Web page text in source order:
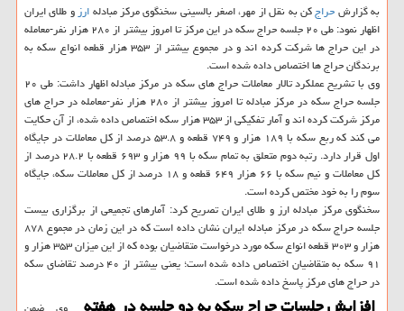
به گزارشحراجکن به نقل از مهر، اصغر بالسینی سخنگوی مرکز مبادلهارزو طلای ایران
اظهار نمود: طی ۲۰ جلسه حراج سکه در این مرکز تا امروز بیشتر از ۲۸۰ هزار نفر-معامله
در این حراج ها شرکت کرده اند و در مجموع بیشتر از ۳۵۳ هزار قطعه انواع سکه به
برندگان حراج ها اختصاص داده شده است.
وی با تشریح عملکرد تالار معاملات حراج های سکه در مرکز مبادله اظهار داشت: طی ۲۰
جلسه حراج سکه در مرکز مبادله تا امروز بیشتر از ۲۸۰ هزار نفر-معامله در حراج های
مرکز شرکت کرده اند و آمار تفکیکی از ۳۵۳ هزار سکه اختصاص داده شده، از آن حکایت
می کند که ربع سکه با ۱۸۹ هزار و ۷۴۹ قطعه و ۵۳.۸ درصد از کل معاملات در جایگاه
اول قرار دارد. رتبه دوم متعلق به تمام سکه با ۹۹ هزار و ۶۹۳ قطعه با ۲۸.۲ درصد از
کل معاملات و نیم سکه با ۶۶ هزار ۶۴۹ قطعه و ۱۸ درصد از کل معاملات سکه، جایگاه
سوم را به خود مختص کرده است.
سخنگوی مرکز مبادله ارز و طلای ایران تصریح کرد: آمارهای تجمیعی از برگزاری بیست
جلسه حراج سکه در مرکز مبادله ایران نشان داده است که در این زمان در مجموع ۸۷۸
هزار و ۳۰۳ قطعه انواع سکه مورد درخواست متقاضیان بوده که از این میزان ۳۵۳ هزار و
۹۱ سکه به متقاضیان اختصاص داده شده است؛ یعنی بیشتر از ۴۰ درصد تقاضای سکه
در حراج های مرکز پاسخ داده شده است.